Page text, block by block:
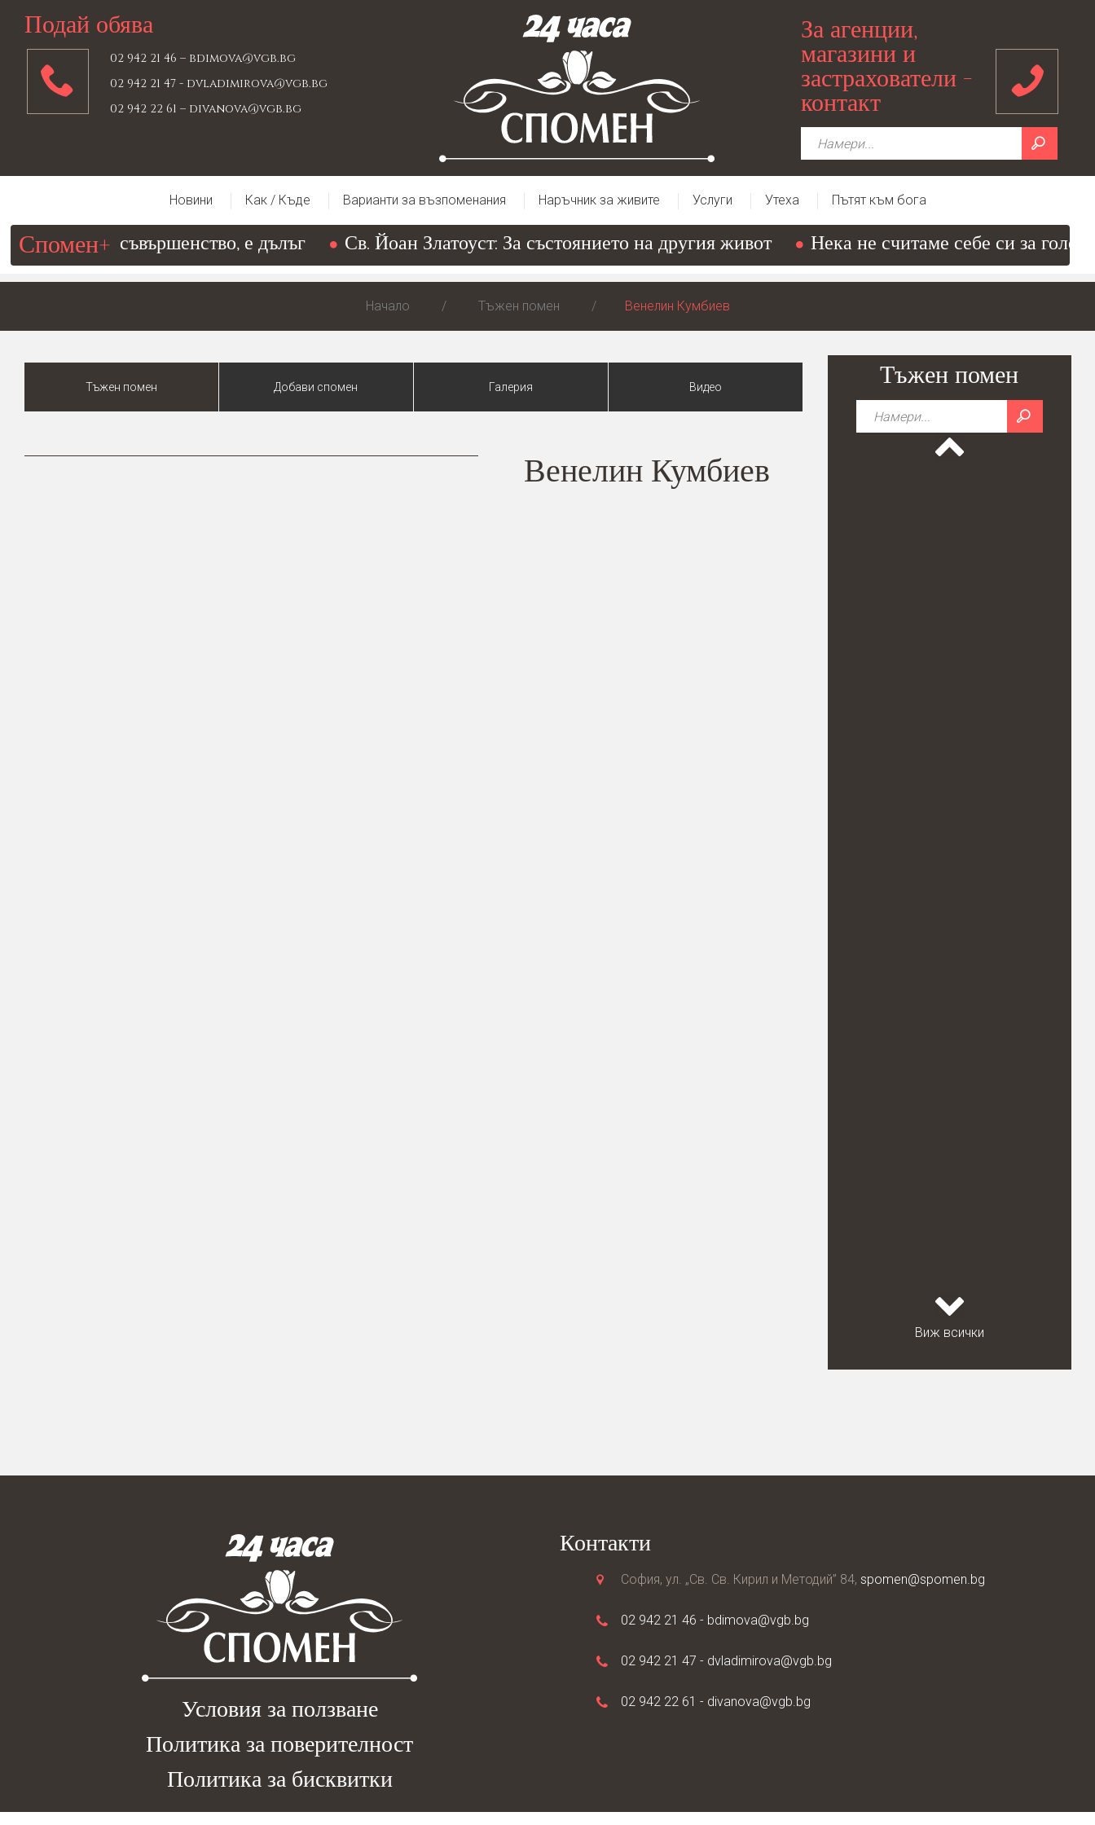
Подай обява
02 942 21 46 – bdimova@vgb.bg
02 942 21 47 - dvladimirova@vgb.bg
02 942 22 61 – divanova@vgb.bg
За агенции,
магазини и
застрахователи -
контакт
Новини Как / Къде Варианти за възпоменания Наръчник за живите Услуги Утеха Пътят към бога
Спомен+
водещ към съвършенство, е дълъг Св. Йоан Златоуст: За състоянието на другия живот Нека не считаме себе си за големи
Начало Тъжен помен Венелин Кумбиев
Тъжен помен Добави спомен Галерия Видео
Венелин Кумбиев
Тъжен помен
Виж всички
Условия за ползване
Политика за поверителност
Политика за бисквитки
Контакти
София, ул. „Св. Св. Кирил и Методий” 84, spomen@spomen.bg
02 942 21 46 - bdimova@vgb.bg
02 942 21 47 - dvladimirova@vgb.bg
02 942 22 61 - divanova@vgb.bg